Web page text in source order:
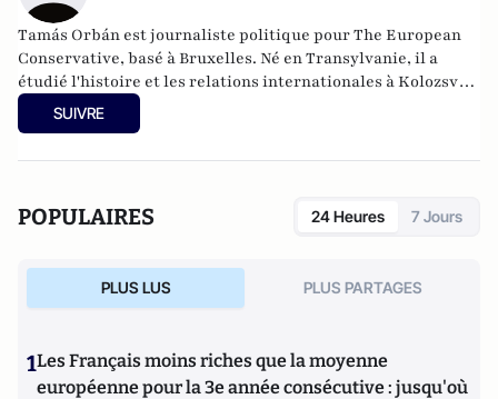
Tamás Orbán est journaliste politique pour The European
Conservative, basé à Bruxelles. Né en Transylvanie, il a
étudié l'histoire et les relations internationales à Kolozsvár
et a travaillé pour plusieurs instituts de recherche politique
à Budapest. Ses intérêts incluent l'actualité, les mouvements
SUIVRE
POPULAIRES 24 Heures 7 Jours
PLUS LUS PLUS PARTAGES
1Les Français moins riches que la moyenne
européenne pour la 3e année consécutive : jusqu'où